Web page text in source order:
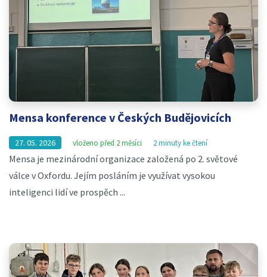
Mensa konference v Českých Budějovicích
27. 05. 2026 vloženo před 2 měsíci 2 minuty ke čtení
Mensa je mezinárodní organizace založená po 2. světové
válce v Oxfordu. Jejím posláním je využívat vysokou
inteligenci lidí ve prospěch ...